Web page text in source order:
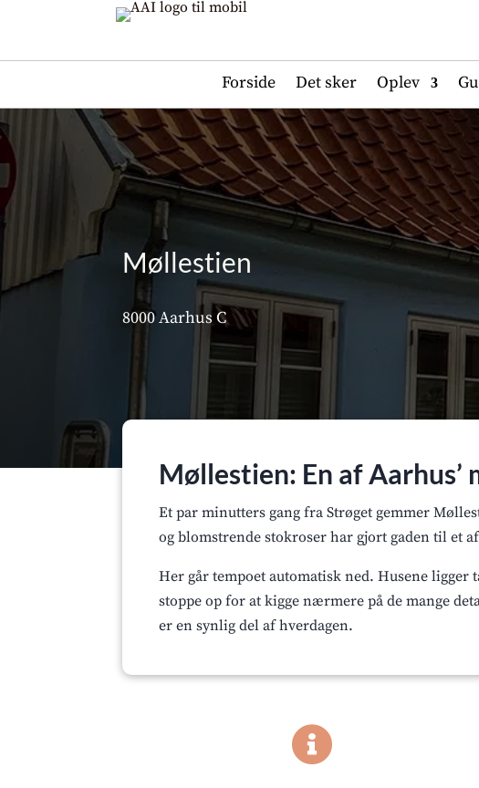
Forside Det sker Oplev
Møllestien
8000 Aarhus C
Møllestien: En af
Et par minutters gang fra Strøget gemmer
og blomstrende stokroser har gjort gaden til et
Her går tempoet automatisk ned. Husene
stoppe op for at kigge nærmere på de mange
er en synlig del af hverdagen.
